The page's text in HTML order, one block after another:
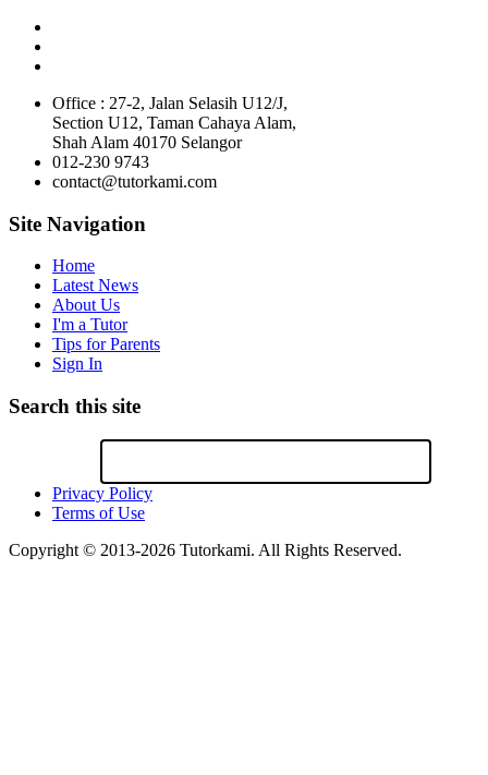
Office : 27-2, Jalan Selasih U12/J,
Section U12, Taman Cahaya Alam,
Shah Alam 40170 Selangor
012-230 9743
contact@tutorkami.com
Site Navigation
Home
Latest News
About Us
I'm a Tutor
Tips for Parents
Sign In
Search this site
Privacy Policy
Terms of Use
Copyright © 2013-2026 Tutorkami. All Rights Reserved.